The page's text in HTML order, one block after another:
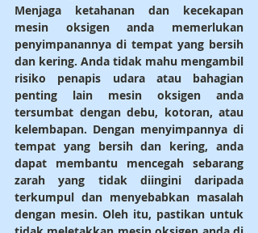
Menjaga ketahanan dan kecekapan
mesin oksigen anda memerlukan
penyimpanannya di tempat yang bersih
dan kering. Anda tidak mahu mengambil
risiko penapis udara atau bahagian
penting lain mesin oksigen anda
tersumbat dengan debu, kotoran, atau
kelembapan. Dengan menyimpannya di
tempat yang bersih dan kering, anda
dapat membantu mencegah sebarang
zarah yang tidak diingini daripada
terkumpul dan menyebabkan masalah
dengan mesin. Oleh itu, pastikan untuk